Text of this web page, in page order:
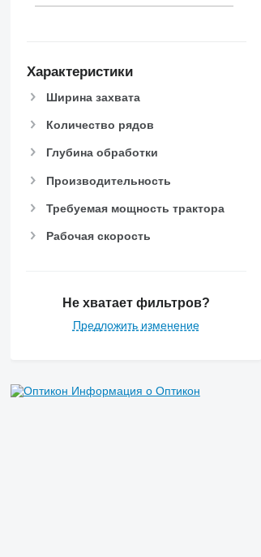
Характеристики
Ширина захвата
Количество рядов
Глубина обработки
Производительность
Требуемая мощность трактора
Рабочая скорость
Не хватает фильтров?
Предложить изменение
Информация о Оптикон